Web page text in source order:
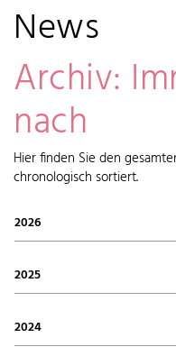
News
Archiv:
nach
Hier finden Sie den
chronologisch sortiert.
2026
April 2026 (6)
Februar 2026 (6)
2025
August 2025 (7)
2024